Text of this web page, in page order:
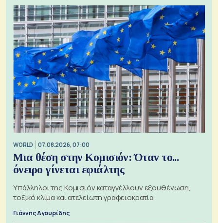
WORLD 07.08.2026, 07:00
Μια θέση στην Κομισιόν: Όταν το...
όνειρο γίνεται εφιάλτης
Υπάλληλοι της Κομισιόν καταγγέλλουν εξουθένωση,
τοξικό κλίμα και ατελείωτη γραφειοκρατία
Γιάννης Αγουρίδης